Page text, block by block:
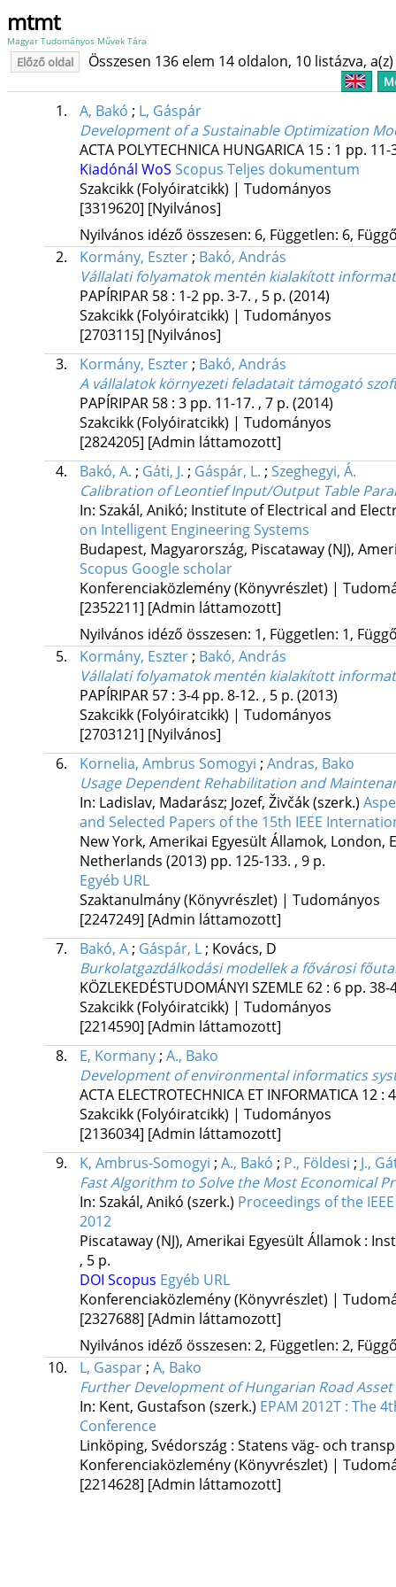
mtmt
Magyar Tudományos Művek Tára
Előző oldal Összesen 136 elem 14 oldalon, 10 listázva,
1. A, Bakó ; L, Gáspár
Development of a Sustainable Optimization
ACTA POLYTECHNICA HUNGARICA 15: 1 pp. 11-
Kiadónál WoS Scopus Teljes dokumentum
Szakcikk (Folyóiratcikk) | Tudományos
[3319620] [Nyilvános]
Nyilvános idéző összesen: 6, Független: 6,
2.
Kormány, Eszter; Bakó, András
Vállalati folyamatok mentén kialakított
PAPÍRIPAR 58: 1-2 pp. 3-7. , 5 p. (2014)
Szakcikk (Folyóiratcikk) | Tudományos
[2703115] [Nyilvános]
3.
Kormány, Eszter; Bakó, András
A vállalatok környezeti feladatait támogató
PAPÍRIPAR 58: 3 pp. 11-17. , 7 p. (2014)
Szakcikk (Folyóiratcikk) | Tudományos
[2824205] [Admin láttamozott]
4.
Bakó, A. ; Gáti, J. ; Gáspár, L. ; Szeghegyi, Á.
Calibration of Leontief Input/Output Table
In: Szakál, Anikó; Institute of Electrical and
on Intelligent Engineering Systems
Budapest, Magyarország, Piscataway (NJ),
Scopus Google scholar
Konferenciaközlemény (Könyvrészlet) |
[2352211] [Admin láttamozott]
Nyilvános idéző összesen: 1, Független: 1,
5.
Kormány, Eszter; Bakó, András
Vállalati folyamatok mentén kialakított
PAPÍRIPAR 57: 3-4 pp. 8-12. , 5 p. (2013)
Szakcikk (Folyóiratcikk) | Tudományos
[2703121] [Nyilvános]
6.
Kornelia, Ambrus Somogyi ; Andras, Bako
Usage Dependent Rehabilitation and
In: Ladislav, Madarász; Jozef, Živčák (szerk.)
and Selected Papers of the 15th IEEE
New York, Amerikai Egyesült Államok, London,
Netherlands (2013) pp. 125-133. , 9 p.
Egyéb URL
Szaktanulmány (Könyvrészlet) | Tudományos
[2247249] [Admin láttamozott]
7.
Bakó, A; Gáspár, L; Kovács, D
Burkolatgazdálkodási modellek a fővárosi
KÖZLEKEDÉSTUDOMÁNYI SZEMLE 62: 6 pp. 38-
Szakcikk (Folyóiratcikk) | Tudományos
[2214590] [Admin láttamozott]
8.
E, Kormany; A., Bako
Development of environmental informatics
ACTA ELECTROTECHNICA ET INFORMATICA 12: 4
Szakcikk (Folyóiratcikk) | Tudományos
[2136034] [Admin láttamozott]
9.
K, Ambrus-Somogyi ; A., Bakó ; P., Földesi ; J.,
Fast Algorithm to Solve the Most Economical
In: Szakál, Anikó (szerk.) Proceedings of the
2012
Piscataway (NJ), Amerikai Egyesült Államok :
, 5 p.
DOI Scopus Egyéb URL
Konferenciaközlemény (Könyvrészlet) |
[2327688] [Admin láttamozott]
Nyilvános idéző összesen: 2, Független: 2,
10.
L, Gaspar; A, Bako
Further Development of Hungarian Road
In: Kent, Gustafson (szerk.) EPAM 2012T : The
Conference
Linköping, Svédország : Statens väg- och
Konferenciaközlemény (Könyvrészlet) |
[2214628] [Admin láttamozott]